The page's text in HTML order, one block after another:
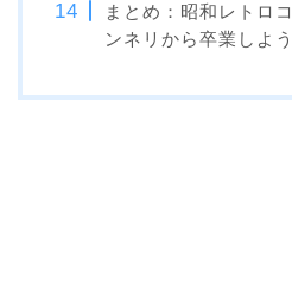
まとめ：昭和レトロ
ンネリから卒業しよう